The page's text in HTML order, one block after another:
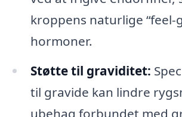
kroppens naturlige “feel-
hormoner.
Støtte til graviditet:
til gravide kan lindre
ubehag forbundet med